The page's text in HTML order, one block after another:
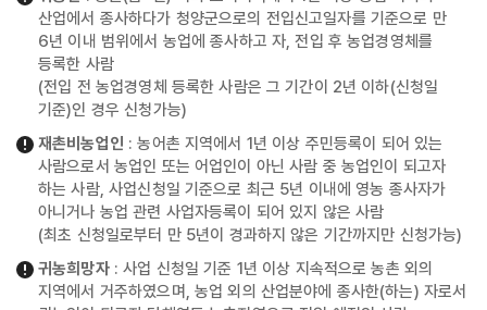
산업에서 종사하다가 청양군으로의 전입신고일자를 기준으로 만
6년 이내 범위에서 농업에 종사하고 자, 전입 후 농업경영체를
등록한 사람
(전입 전 농업경영체 등록한 사람은 그 기간이 2년 이하(신청일
기준)인 경우 신청가능)
재촌비농업인 : 농어촌 지역에서 1년 이상 주민등록이 되어 있는
사람으로서 농업인 또는 어업인이 아닌 사람 중 농업인이 되고자
하는 사람, 사업신청일 기준으로 최근 5년 이내에 영농 종사자가
아니거나 농업 관련 사업자등록이 되어 있지 않은 사람
(최초 신청일로부터 만 5년이 경과하지 않은 기간까지만 신청가능)
귀농희망자: 사업 신청일 기준 1년 이상 지속적으로 농촌 외의
지역에서 거주하였으며, 농업 외의 산업분야에 종사한(하는) 자로서